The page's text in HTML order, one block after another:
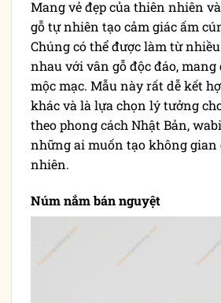
Mang vẻ đẹp của thiên nhiên
gỗ tự nhiên tạo cảm giác ấm
Chúng có thể được làm từ
nhau với vân gỗ độc đáo,
mộc mạc. Mẫu này rất dễ kết
khác và là lựa chọn lý tưởng
theo phong cách Nhật Bản,
những ai muốn tạo không gian
nhiên.
Núm nắm bán nguyệt